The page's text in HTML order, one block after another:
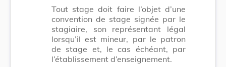
Tout stage doit faire l’objet d’une
convention de stage signée par le
stagiaire, son représentant légal
lorsqu’il est mineur, par le patron
de stage et, le cas échéant, par
l’établissement d’enseignement.